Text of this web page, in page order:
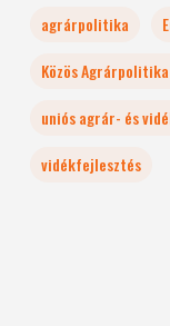
agrárpolitika
Közös Agrárpolitika
uniós agrár- és
vidékfejlesztés